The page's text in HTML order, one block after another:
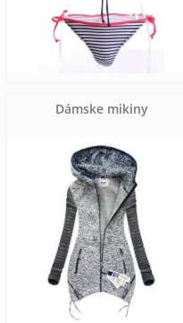
Dámske mikiny